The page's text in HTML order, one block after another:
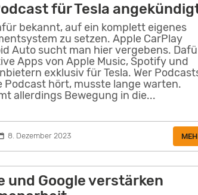
für Tesla
bekannt, auf ein komplett eigenes
zu setzen. Apple CarPlay
Auto sucht man hier vergebens.
Apps von Apple Music, Spotify und
exklusiv für Tesla. Wer
Podcast hört, musste lange warten.
allerdings Bewegung in die...
8. Dezember 2023
und Google verstärken